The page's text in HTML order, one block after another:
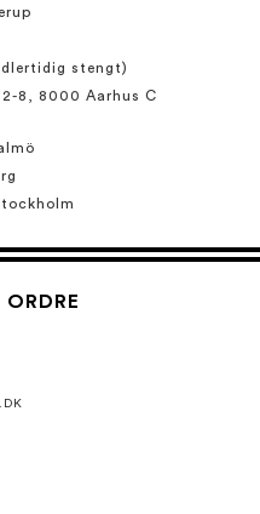
stengt)
8, 8000 Aarhus C
ORDRE